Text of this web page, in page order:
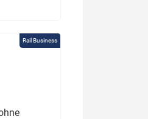
Rail Business